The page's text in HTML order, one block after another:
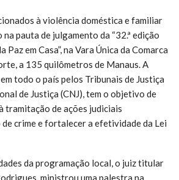
à violência doméstica e familiar
pauta de julgamento da “32.ª edição
Paz em Casa”, na Vara Única da Comarca
a 135 quilômetros de Manaus. A
todo o país pelos Tribunais de Justiça
de Justiça (CNJ), tem o objetivo de
tramitação de ações judiciais
crime e fortalecer a efetividade da Lei
da programação local, o juiz titular
ministrou uma palestra na